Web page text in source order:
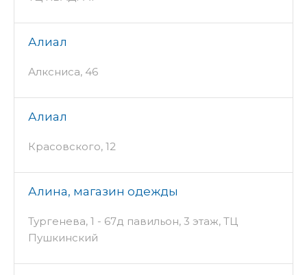
Алиал
Алксниса, 46
Алиал
Красовского, 12
Алина, магазин одежды
Тургенева, 1 - 67д павильон, 3 этаж, ТЦ
Пушкинский